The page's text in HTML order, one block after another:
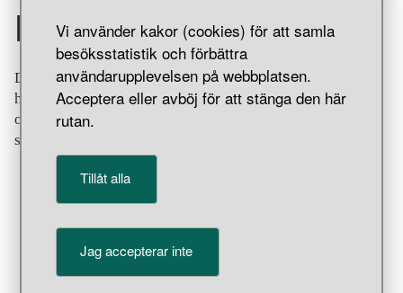
Vi använder kakor (cookies) för att samla
besöksstatistik och förbättra
användarupplevelsen på webbplatsen.
Acceptera eller avböj för att stänga den här
rutan.
Tillåt alla
Jag accepterar inte
Runstensfragment
Det här fragmentet påträffades i västra bogårdsmuren och
har inskriften: ”…moder…”. Motiv: rundjur Pr 5 (huvud
och kropp, del av). Össeby kyrkoruin, Össeby-garns
socken, Uppland.